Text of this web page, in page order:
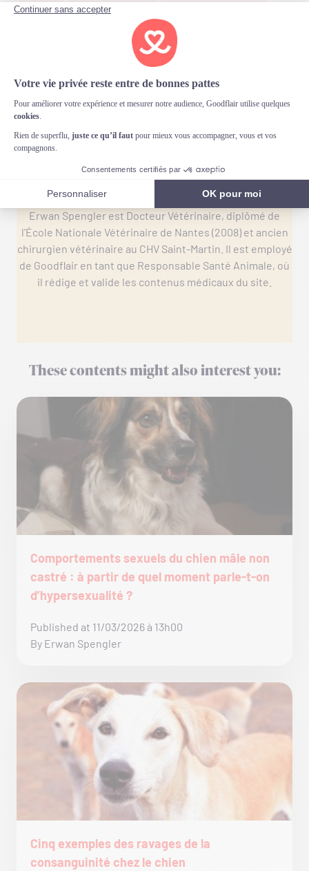
Chiot Consommation
Erwan Spengler
Erwan Spengler est Docteur Vétérinaire, diplômé de
l'École Nationale Vétérinaire de Nantes (2008) et ancien
chirurgien vétérinaire au CHV Saint-Martin. Il est employé
de Goodflair en tant que Responsable Santé Animale, où
il rédige et valide les contenus médicaux du site.
These contents might also interest you:
Comportements sexuels du chien mâle non
castré : à partir de quel moment parle-t-on
d’hypersexualité ?
Published at 11/03/2026 à 13h00
By Erwan Spengler
Cinq exemples des ravages de la
consanguinité chez le chien